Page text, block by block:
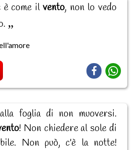
è come ilvento, non lo vedo
foglia di non muoversi.
! Non chiedere al sole di
Non può, c'è la notte!